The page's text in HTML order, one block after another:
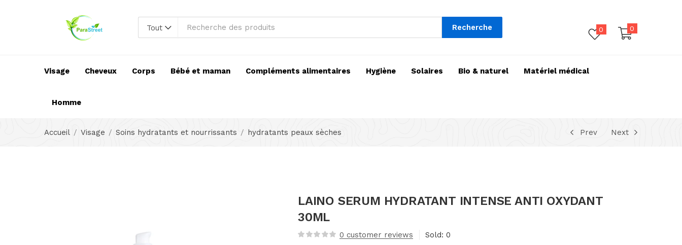
Tout Recherche 0 0
Visage Cheveux Corps Bébé et maman Compléments alimentaires Hygiène Solaires Bio & naturel Matériel médical
Homme
Accueil Visage Soins hydratants et nourrissants hydratants peaux sèches Prev Next
LAINO SERUM HYDRATANT INTENSE ANTI OXYDANT
30ML
0 customer reviews Sold: 0